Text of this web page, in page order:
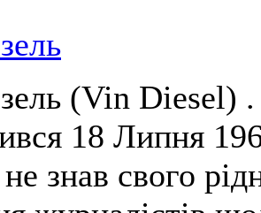
(Vin Diesel)
18 Липня
знав свого